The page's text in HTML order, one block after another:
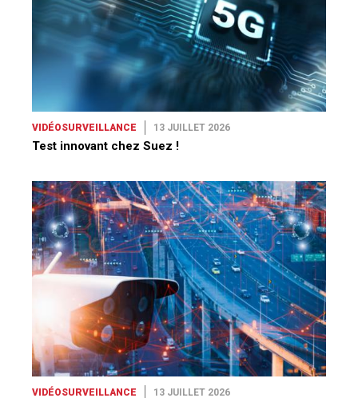
VIDÉOSURVEILLANCE 13 JUILLET 2026
Test innovant chez Suez !
VIDÉOSURVEILLANCE 13 JUILLET 2026